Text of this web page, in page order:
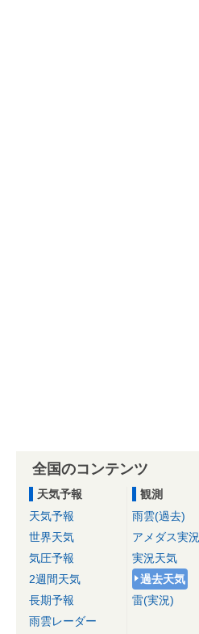
全国のコンテンツ
天気予報
天気予報
世界天気
気圧予報
2週間天気
長期予報
雨雲レーダー
観測
雨雲(過去)
アメダス実況
実況天気
過去天気
雷(実況)